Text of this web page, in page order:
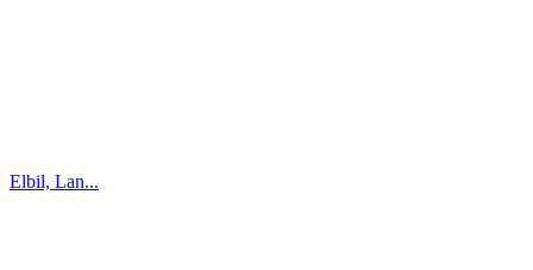
Elbil, Lan...